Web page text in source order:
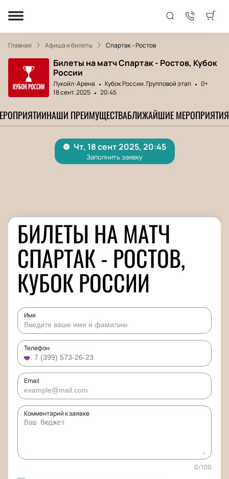
Главная Афиша и билеты Спартак - Ростов
Билеты на матч Спартак - Ростов, Кубок
России
Лукойл-Арена Кубок России. Групповой этап
0+
18 сент. 2025
20:45
НАШИ ПРЕИМУЩЕСТВАБЛИЖАЙШИЕ МЕРОПРИЯТИЯ
БИЛЕТЫ НА МАТЧ
СПАРТАК - РОСТОВ,
КУБОК РОССИИ
Имя
Телефон
Email
Комментарий к заявке
0/100